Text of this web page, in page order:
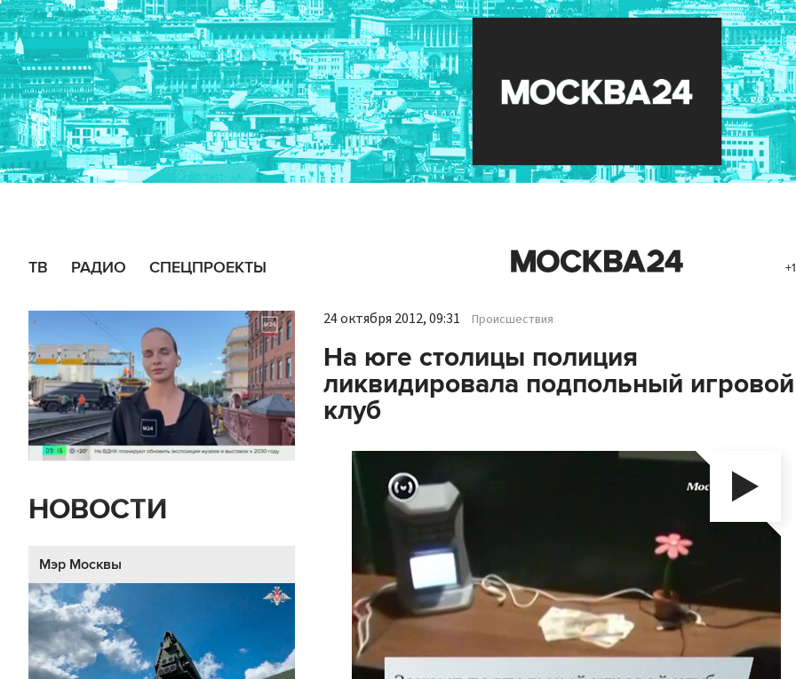
ТВ РАДИО СПЕЦПРОЕКТЫ
НОВОСТИ
Мэр Москвы
24 октября 2012, 09:31 Происшествия
На юге столицы полиция
ликвидировала подпольный игровой
клуб